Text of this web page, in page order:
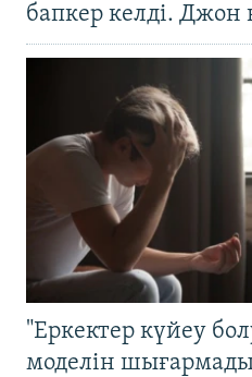
бапкер келді. Джон
"Еркектер күйеу
моделін